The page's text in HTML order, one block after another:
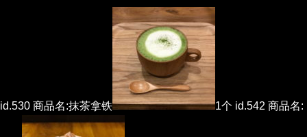
id.530 商品名:抹茶拿铁 1个 id.542 商品名: